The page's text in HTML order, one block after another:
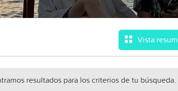
Vista
resultados para los criterios de tu